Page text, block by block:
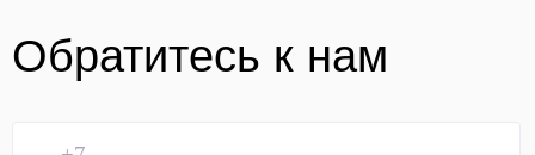
Обратитесь к нам